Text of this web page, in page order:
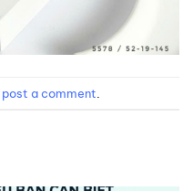
post a comment